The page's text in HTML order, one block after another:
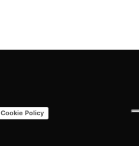
Cookie Policy